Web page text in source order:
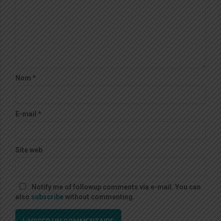
Nom *
E-mail *
Site web
Notify me of followup comments via e-mail. You can
also subscribe without commenting.